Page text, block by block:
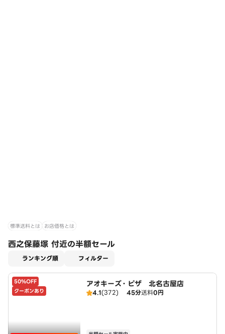
標準送料とは お店価格とは
西之保藤塚 付近の半額セール
ランキング順 フィルター
50%OFF
クーポンあり
アオキーズ・ピザ 北名古屋店
4.1(372) 45分送料0円